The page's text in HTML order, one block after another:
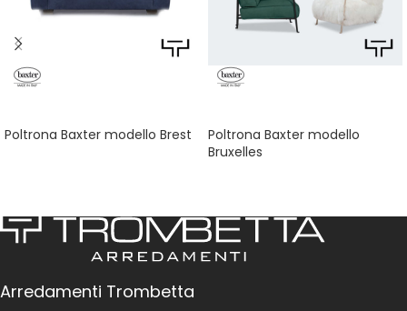
Poltrona Baxter modello Brest
Poltrona Baxter modello
Bruxelles
Arredamenti Trombetta